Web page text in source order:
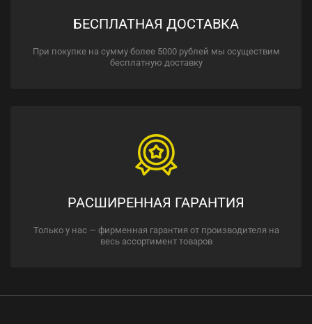
БЕСПЛАТНАЯ ДОСТАВКА
При покупке на сумму более 5000 рублей мы осуществим
бесплатную доставку
РАСШИРЕННАЯ ГАРАНТИЯ
Только у нас — фирменная гарантия от производителя на
весь ассортимент товаров